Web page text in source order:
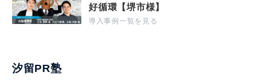
好循環【堺市様】
導入事例一覧を見る
汐留PR塾